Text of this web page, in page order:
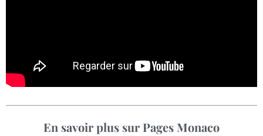
En savoir plus sur Pages Monaco